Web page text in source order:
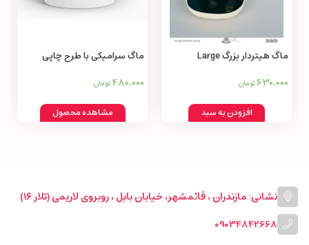
ماگ هیتردار بزرگ Large
630,000تومان
افزودن به سبد
ماگ سرامیکی با طرح چاپی
480,000 تومان
مشاهده محصول
نشانی: مازندران ، قائمشهر، خیابان بابل ، روبروی لاریمی (تلار ۱۶)
09034842668